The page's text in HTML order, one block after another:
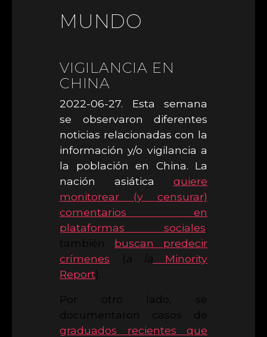
MUNDO
VIGILANCIA EN
CHINA
2022-06-27. Esta semana
se observaron diferentes
noticias relacionadas con la
información y/o vigilancia a
la población en China. La
nación asiática quiere
monitorear (y censurar)
comentarios en
plataformas sociales
también buscan predecir
crímenes (a la Minority
Report).
Por otro lado, se
documentaron casos de
graduados recientes que